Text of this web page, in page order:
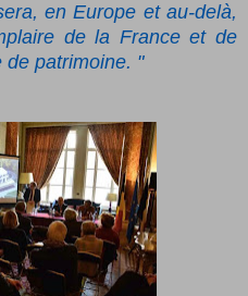
en Europe et au-delà,
de la France et de
de patrimoine. "